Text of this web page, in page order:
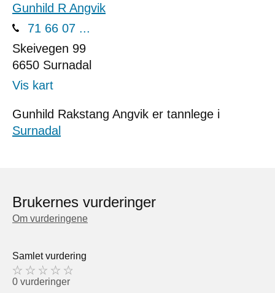
Gunhild R Angvik
71 66 07 ...
Skeivegen 99
6650 Surnadal
Vis kart
Gunhild Rakstang Angvik er tannlege i
Surnadal
Brukernes vurderinger
Om vurderingene
Samlet vurdering
0 vurderinger